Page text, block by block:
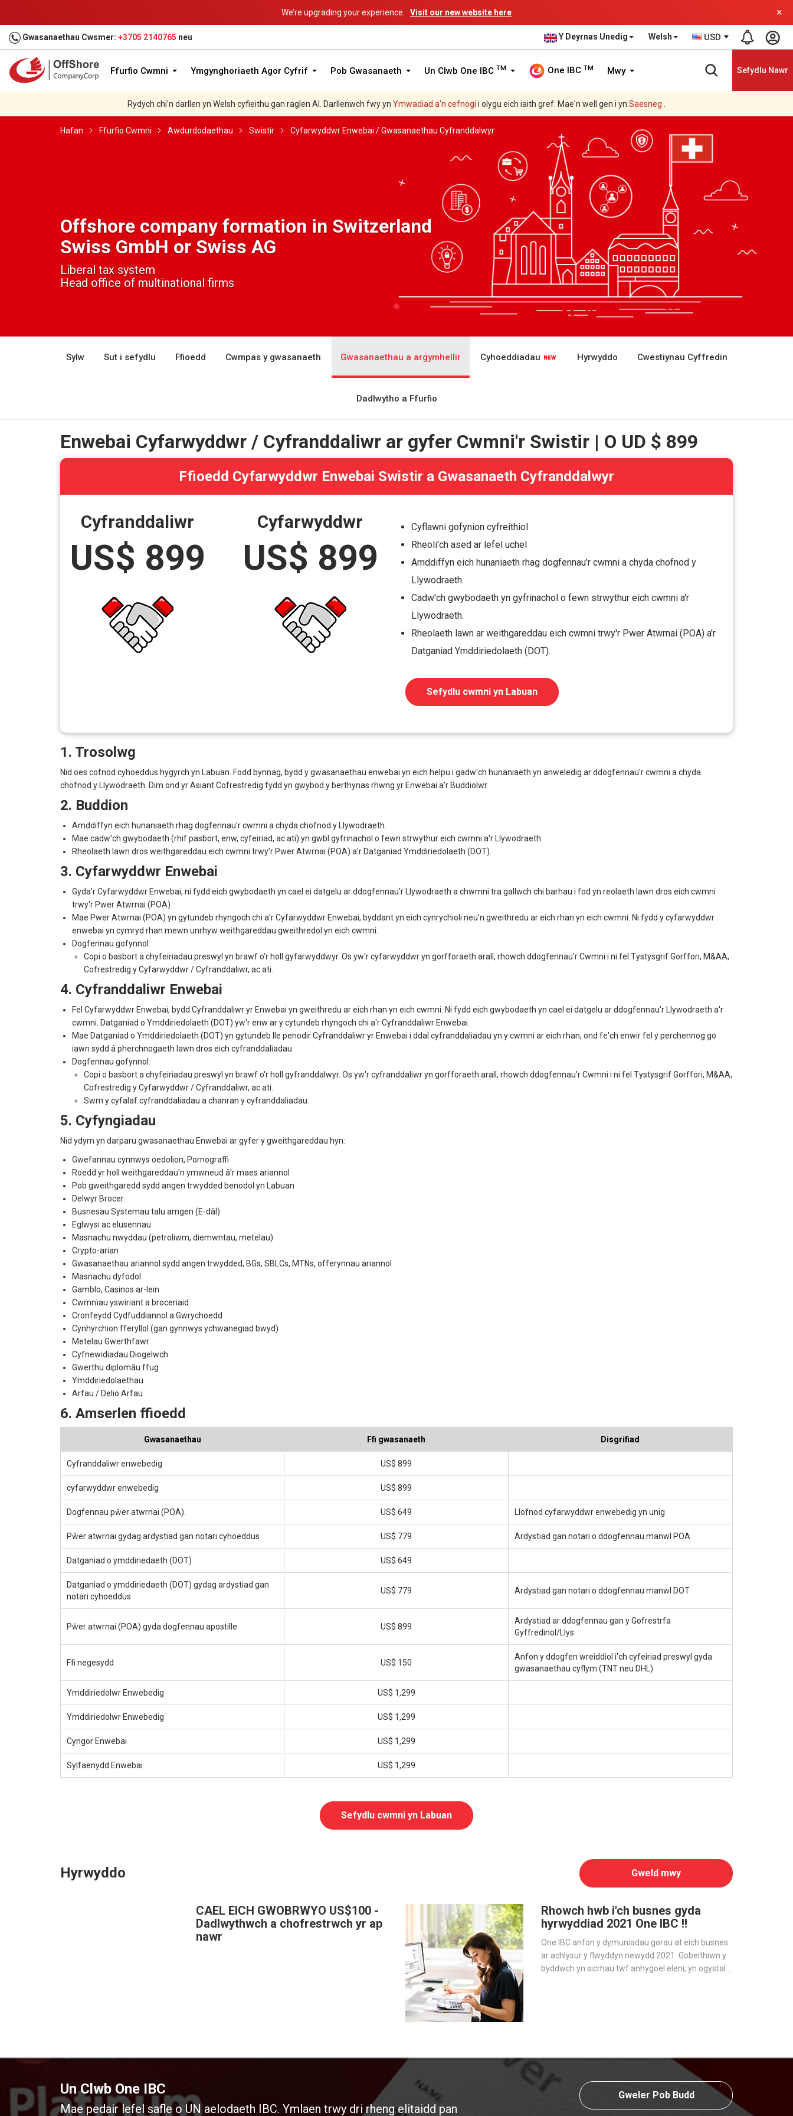
We’re upgrading your experience. Visit our new website here ×
Gwasanaethau Cwsmer: +3705 2140765 neu Y Deyrnas Unedig Welsh USD
Ffurfio Cwmni Ymgynghoriaeth Agor Cyfrif Pob Gwasanaeth Un Clwb One IBC TM One IBC TM Mwy Sefydlu Nawr
Rydych chi'n darllen yn Welsh cyfieithu gan raglen AI. Darllenwch fwy yn Ymwadiad a'n cefnogi i olygu eich iaith gref. Mae'n well gen i yn Saesneg
Hafan Ffurfio Cwmni Awdurdodaethau Swistir Cyfarwyddwr Enwebai / Gwasanaethau Cyfranddalwyr
Offshore company formation in Switzerland
Swiss GmbH or Swiss AG
Liberal tax system
Head office of multinational firms
Sylw Sut i sefydlu Ffioedd Cwmpas y gwasanaeth Gwasanaethau a argymhellir Cyhoeddiadau Hyrwyddo Cwestiynau Cyffredin
Dadlwytho a Ffurfio
Enwebai Cyfarwyddwr / Cyfranddaliwr ar gyfer Cwmni'r Swistir | O UD $ 899
Ffioedd Cyfarwyddwr Enwebai Swistir a Gwasanaeth Cyfranddalwyr
Cyfranddaliwr
US$ 899
Cyfarwyddwr
US$ 899
Cyflawni gofynion cyfreithiol
Rheoli'ch ased ar lefel uchel
Amddiffyn eich hunaniaeth rhag dogfennau'r cwmni a chyda chofnod y
Llywodraeth.
Cadw'ch gwybodaeth yn gyfrinachol o fewn strwythur eich cwmni a'r
Llywodraeth.
Rheolaeth lawn ar weithgareddau eich cwmni trwy'r Pwer Atwrnai (POA) a'r
Datganiad Ymddiriedolaeth (DOT).
Sefydlu cwmni yn Labuan
1. Trosolwg
Nid oes cofnod cyhoeddus hygyrch yn Labuan. Fodd bynnag, bydd y gwasanaethau enwebai yn eich helpu i gadw'ch hunaniaeth yn anweledig ar ddogfennau'r cwmni a chyda
chofnod y Llywodraeth. Dim ond yr Asiant Cofrestredig fydd yn gwybod y berthynas rhwng yr Enwebai a'r Buddiolwr.
2. Buddion
Amddiffyn eich hunaniaeth rhag dogfennau'r cwmni a chyda chofnod y Llywodraeth.
Mae cadw'ch gwybodaeth (rhif pasbort, enw, cyfeiriad, ac ati) yn gwbl gyfrinachol o fewn strwythur eich cwmni a'r Llywodraeth.
Rheolaeth lawn dros weithgareddau eich cwmni trwy'r Pwer Atwrnai (POA) a'r Datganiad Ymddiriedolaeth (DOT).
3. Cyfarwyddwr Enwebai
Gyda'r Cyfarwyddwr Enwebai, ni fydd eich gwybodaeth yn cael ei datgelu ar ddogfennau'r Llywodraeth a chwmni tra gallwch chi barhau i fod yn reolaeth lawn dros eich cwmni
trwy'r Pwer Atwrnai (POA)
Mae Pwer Atwrnai (POA) yn gytundeb rhyngoch chi a'r Cyfarwyddwr Enwebai, byddant yn eich cynrychioli neu'n gweithredu ar eich rhan yn eich cwmni. Ni fydd y cyfarwyddwr
enwebai yn cymryd rhan mewn unrhyw weithgareddau gweithredol yn eich cwmni.
Dogfennau gofynnol:
Copi o basbort a chyfeiriadau preswyl yn brawf o'r holl gyfarwyddwyr. Os yw'r cyfarwyddwr yn gorfforaeth arall, rhowch ddogfennau'r Cwmni i ni fel Tystysgrif Gorffori, M&AA,
Cofrestredig y Cyfarwyddwr / Cyfranddaliwr, ac ati.
4. Cyfranddaliwr Enwebai
Fel Cyfarwyddwr Enwebai, bydd Cyfranddaliwr yr Enwebai yn gweithredu ar eich rhan yn eich cwmni. Ni fydd eich gwybodaeth yn cael ei datgelu ar ddogfennau'r Llywodraeth a'r
cwmni. Datganiad o Ymddiriedolaeth (DOT) yw'r enw ar y cytundeb rhyngoch chi a'r Cyfranddaliwr Enwebai.
Mae Datganiad o Ymddiriedolaeth (DOT) yn gytundeb lle penodir Cyfranddaliwr yr Enwebai i ddal cyfranddaliadau yn y cwmni ar eich rhan, ond fe'ch enwir fel y perchennog go
iawn sydd â pherchnogaeth lawn dros eich cyfranddaliadau.
Dogfennau gofynnol:
Copi o basbort a chyfeiriadau preswyl yn brawf o'r holl gyfranddalwyr. Os yw'r cyfranddaliwr yn gorfforaeth arall, rhowch ddogfennau'r Cwmni i ni fel Tystysgrif Gorffori, M&AA,
Cofrestredig y Cyfarwyddwr / Cyfranddaliwr, ac ati.
Swm y cyfalaf cyfranddaliadau a chanran y cyfranddaliadau.
5. Cyfyngiadau
Nid ydym yn darparu gwasanaethau Enwebai ar gyfer y gweithgareddau hyn:
Gwefannau cynnwys oedolion, Pornograffi
Roedd yr holl weithgareddau'n ymwneud â'r maes ariannol
Pob gweithgaredd sydd angen trwydded benodol yn Labuan
Delwyr Brocer
Busnesau Systemau talu amgen (E-dâl)
Eglwysi ac elusennau
Masnachu nwyddau (petroliwm, diemwntau, metelau)
Crypto-arian
Gwasanaethau ariannol sydd angen trwydded, BGs, SBLCs, MTNs, offerynnau ariannol
Masnachu dyfodol
Gamblo, Casinos ar-lein
Cwmnïau yswiriant a broceriaid
Cronfeydd Cydfuddiannol a Gwrychoedd
Cynhyrchion fferyllol (gan gynnwys ychwanegiad bwyd)
Metelau Gwerthfawr
Cyfnewidiadau Diogelwch
Gwerthu diplomâu ffug
Ymddiriedolaethau
Arfau / Delio Arfau
6. Amserlen ffioedd
Gwasanaethau Ffi gwasanaeth Disgrifiad
Cyfranddaliwr enwebedig US$ 899
cyfarwyddwr enwebedig US$ 899
Dogfennau pŵer atwrnai (POA). US$ 649 Llofnod cyfarwyddwr enwebedig yn unig
Pŵer atwrnai gydag ardystiad gan notari cyhoeddus US$ 779 Ardystiad gan notari o ddogfennau manwl POA
Datganiad o ymddiriedaeth (DOT) US$ 649
Datganiad o ymddiriedaeth (DOT) gydag ardystiad gan
notari cyhoeddus
US$ 779 Ardystiad gan notari o ddogfennau manwl DOT
Pŵer atwrnai (POA) gyda dogfennau apostille US$ 899
Ardystiad ar ddogfennau gan y Gofrestrfa
Gyffredinol/Llys
Ffi negesydd US$ 150
Anfon y ddogfen wreiddiol i'ch cyfeiriad preswyl gyda
gwasanaethau cyflym (TNT neu DHL)
Ymddiriedolwr Enwebedig US$ 1,299
Ymddiriedolwr Enwebedig US$ 1,299
Cyngor Enwebai US$ 1,299
Sylfaenydd Enwebai US$ 1,299
Sefydlu cwmni yn Labuan
Hyrwyddo
CAEL EICH GWOBRWYO US$100 -
Dadlwythwch a chofrestrwch yr ap
nawr
Rhowch hwb i'ch busnes gyda
hyrwyddiad 2021 One IBC !!
One IBC anfon y dymuniadau gorau at eich busnes
ar achlysur y flwyddyn newydd 2021. Gobeithiwn y
byddwch yn sicrhau twf anhygoel eleni, yn ogystal â
Gweld mwy
Un Clwb One IBC
Mae pedair lefel safle o UN aelodaeth IBC. Ymlaen trwy dri rheng elitaidd pan
Gweler Pob Budd